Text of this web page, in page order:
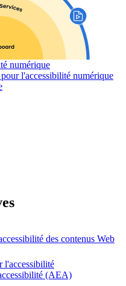
numérique
l'accessibilité numérique
des contenus Web
l'accessibilité
(AEA)